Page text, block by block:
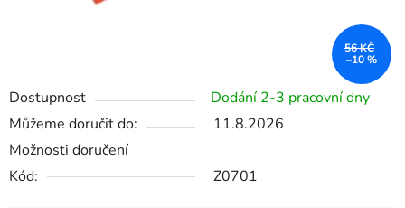
Dostupnost
Dodání 2-3 pracovní dny
Můžeme doručit do:
11.8.2026
Možnosti doručení
Kód:
Z0701
56 KČ
–10 %